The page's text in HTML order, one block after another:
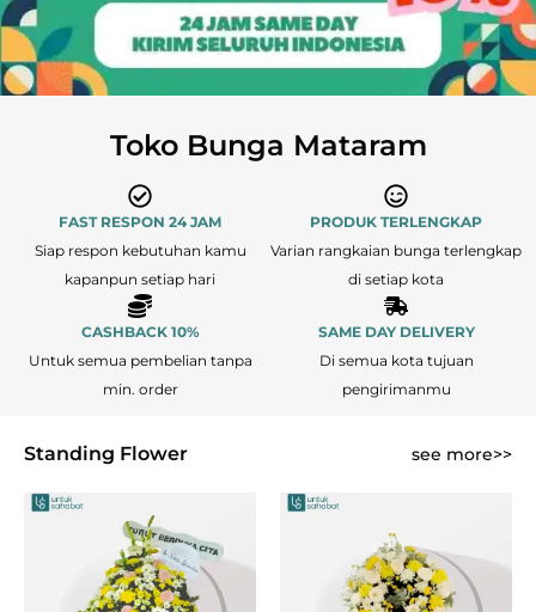
Toko Bunga Mataram
FAST RESPON 24 JAM
Siap respon kebutuhan kamu
kapanpun setiap hari
PRODUK TERLENGKAP
Varian rangkaian bunga terlengkap
di setiap kota
CASHBACK 10%
Untuk semua pembelian tanpa
min. order
SAME DAY DELIVERY
Di semua kota tujuan
pengirimanmu
Standing Flower see more>>